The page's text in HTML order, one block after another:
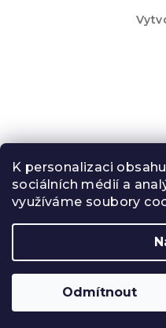
K personalizaci
sociálních médií a
využíváme soubory
Odmítnout